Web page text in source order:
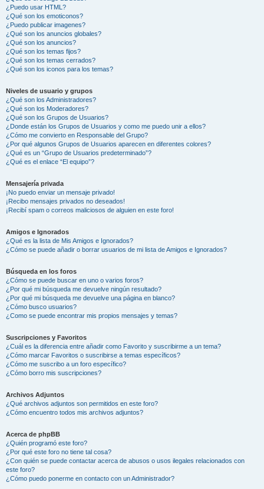
¿Puedo usar HTML?
¿Qué son los emoticonos?
¿Puedo publicar imagenes?
¿Qué son los anuncios globales?
¿Qué son los anuncios?
¿Qué son los temas fijos?
¿Qué son los temas cerrados?
¿Qué son los iconos para los temas?
Niveles de usuario y grupos
¿Qué son los Administradores?
¿Qué son los Moderadores?
¿Qué son los Grupos de Usuarios?
¿Donde están los Grupos de Usuarios y como me puedo unir a ellos?
¿Cómo me convierto en Responsable del Grupo?
¿Por qué algunos Grupos de Usuarios aparecen en diferentes colores?
¿Qué es un “Grupo de Usuarios predeterminado”?
¿Qué es el enlace “El equipo”?
Mensajería privada
¡No puedo enviar un mensaje privado!
¡Recibo mensajes privados no deseados!
¡Recibí spam o correos maliciosos de alguien en este foro!
Amigos e Ignorados
¿Qué es la lista de Mis Amigos e Ignorados?
¿Cómo se puede añadir o borrar usuarios de mi lista de Amigos e Ignorados?
Búsqueda en los foros
¿Cómo se puede buscar en uno o varios foros?
¿Por qué mi búsqueda me devuelve ningún resultado?
¿Por qué mi búsqueda me devuelve una página en blanco?
¿Cómo busco usuarios?
¿Como se puede encontrar mis propios mensajes y temas?
Suscripciones y Favoritos
¿Cuál es la diferencia entre añadir como Favorito y suscribirme a un tema?
¿Cómo marcar Favoritos o suscribirse a temas específicos?
¿Cómo me suscribo a un foro específico?
¿Cómo borro mis suscripciones?
Archivos Adjuntos
¿Qué archivos adjuntos son permitidos en este foro?
¿Cómo encuentro todos mis archivos adjuntos?
Acerca de phpBB
¿Quién programó este foro?
¿Por qué este foro no tiene tal cosa?
¿Con quién se puede contactar acerca de abusos o usos ilegales relacionados con
este foro?
¿Cómo puedo ponerme en contacto con un Administrador?